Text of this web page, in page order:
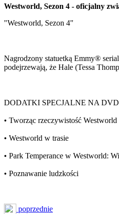
Westworld, Sezon 4 - oficjalny
"Westworld, Sezon 4"
Nagrodzony statuetką Emmy®
podejrzewają, że Hale (Tessa
DODATKI SPECJALNE NA
• Tworząc rzeczywistość Westworld
• Westworld w trasie
• Park Temperance w Westworld:
• Poznawanie ludzkości
poprzednie